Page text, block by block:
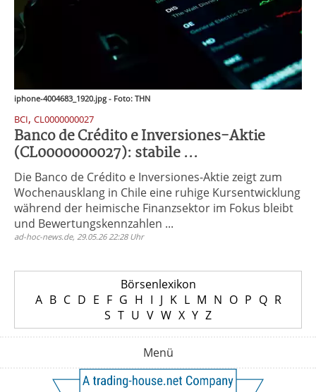
iphone-4004683_1920.jpg - Foto: THN
BCI, CL0000000027
Banco de Crédito e Inversiones-Aktie
(CL0000000027): stabile ...
Die Banco de Crédito e Inversiones-Aktie zeigt zum
Wochenausklang in Chile eine ruhige Kursentwicklung
während der heimische Finanzsektor im Fokus bleibt
und Bewertungskennzahlen ...
ad-hoc-news.de, 29.05.26 22:28 Uhr
Börsenlexikon
A B C D E F G H I J K L M N O P Q R
S T U V W X Y Z
Menü